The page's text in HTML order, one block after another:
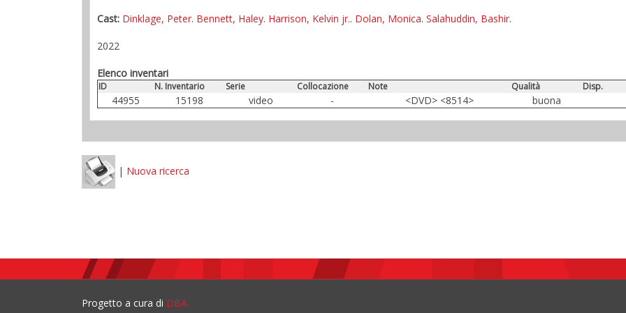
Cast: Dinklage, Peter. Bennett, Haley. Harrison, Kelvin jr.. Dolan, Monica. Salahuddin, Bashir.
2022
Elenco inventari
ID N. Inventario Serie Collocazione Note Qualità Disp.
44955 15198 video - <DVD> <8514> buona
| Nuova ricerca
Progetto a cura di DBA